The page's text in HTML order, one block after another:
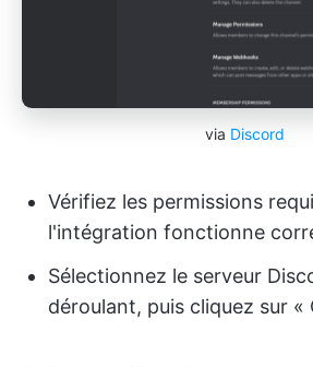
via Discord
Vérifiez les permissions
l'intégration fonctionne
Sélectionnez le serveur
déroulant, puis cliquez sur «